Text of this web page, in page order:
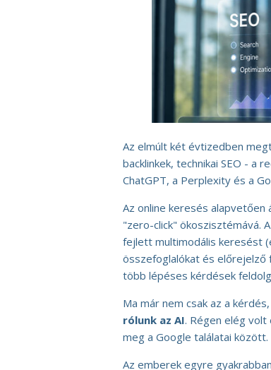
Az elmúlt két évtizedben
backlinkek, technikai SEO - a
ChatGPT, a Perplexity és a
Az online keresés
"zero-click" ökoszisztémává.
fejlett multimodális keresést
összefoglalókat és
több lépéses kérdések
Ma már nem csak az a
rólunk az AI. Régen elég volt
meg a Google találatai
Az emberek egyre